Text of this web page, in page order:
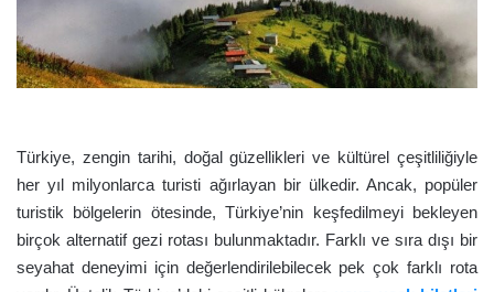
Türkiye, zengin tarihi, doğal güzellikleri ve kültürel çeşitliliğiyle
her yıl milyonlarca turisti ağırlayan bir ülkedir. Ancak, popüler
turistik bölgelerin ötesinde, Türkiye’nin keşfedilmeyi bekleyen
birçok alternatif gezi rotası bulunmaktadır. Farklı ve sıra dışı bir
seyahat deneyimi için değerlendirilebilecek pek çok farklı rota